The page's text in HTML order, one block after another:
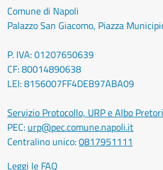
Comune di Napoli
Palazzo San Giacomo, Piazza
P. IVA: 01207650639
CF: 80014890638
LEI: 8156007FF4DEB97ABA09
Servizio Protocollo, URP e Albo
PEC: urp@pec.comune.napoli.it
Centralino unico:0817951111
Leggi le FAQ